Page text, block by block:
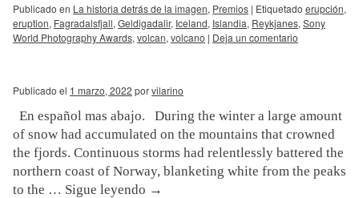
Publicado en La historia detrás de la imagen, Premios | Etiquetado erupción,
eruption, Fagradalsfjall, Geldigadalir, Iceland, Islandia, Reykjanes, Sony
World Photography Awards, volcan, volcano | Deja un comentario
Publicado el 1 marzo, 2022 porvilarino
En español mas abajo. During the winter a large amount
of snow had accumulated on the mountains that crowned
the fjords. Continuous storms had relentlessly battered the
northern coast of Norway, blanketing white from the peaks
to the … Sigue leyendo →